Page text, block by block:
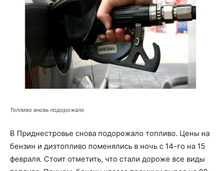
Топливо вновь подорожало
В Приднестровье снова подорожало топливо. Цены на
бензин и дизтопливо поменялись в ночь с 14-го на 15
февраля. Стоит отметить, что стали дороже все виды